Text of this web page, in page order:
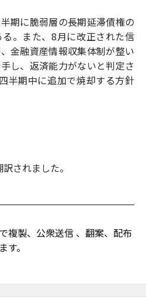
期に脆弱層の長期延滞債権の
。また、8月に改正された信
金融資産情報収集体制が整い
し、返済能力がないと判定さ
半期中に追加で焼却する方針
されました。
複製、公衆送信 、翻案、配布
。